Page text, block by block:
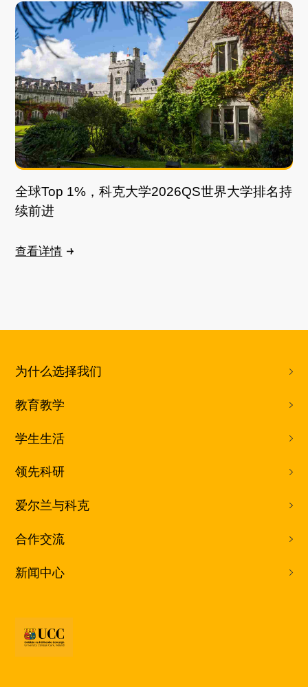
全球Top 1%，科克大学2026QS世界大学排名持
续前进
查看详情
为什么选择我们
教育教学
学生生活
领先科研
爱尔兰与科克
合作交流
新闻中心